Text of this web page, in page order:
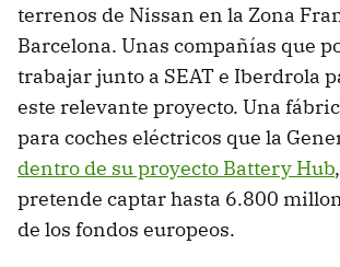
terrenos de Nissan en la Zona
Barcelona. Unas compañías que
trabajar junto a SEAT e Iberdrola
este relevante proyecto. Una
para coches eléctricos que la
dentro de su proyecto Battery Hub
pretende captar hasta 6.800
de los fondos europeos.